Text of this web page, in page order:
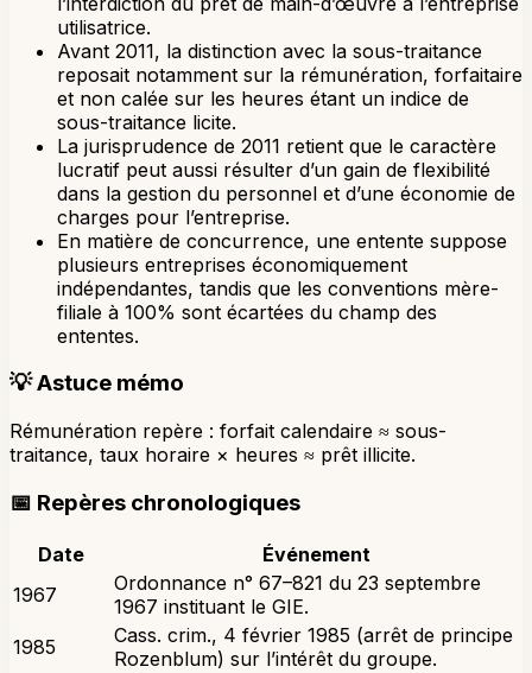
utilisatrice.
Avant 2011, la distinction avec la sous-traitance
reposait notamment sur la rémunération, forfaitaire
et non calée sur les heures étant un indice de
sous-traitance licite.
La jurisprudence de 2011 retient que le caractère
lucratif peut aussi résulter d’un gain de flexibilité
dans la gestion du personnel et d’une économie de
charges pour l’entreprise.
En matière de concurrence, une entente suppose
plusieurs entreprises économiquement
indépendantes, tandis que les conventions mère-
filiale à 100% sont écartées du champ des
ententes.
💡Astuce mémo
Rémunération repère : forfait calendaire ≈ sous-
traitance, taux horaire × heures ≈ prêt illicite.
📅 Repères chronologiques
Date
Événement
1967
Ordonnance n° 67–821 du 23 septembre
1967 instituant le GIE.
1985
Cass. crim., 4 février 1985 (arrêt de principe
Rozenblum) sur l’intérêt du groupe.